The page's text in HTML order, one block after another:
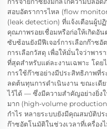
สอบอัตราการไหล (flow
(leak detection) ที่แจ้งเตือนผู้ป
คุณภาพรอยเชื่อมหรือก่อให้เกิดอั
ซับซ้อนยังมีฟีเจอร์การเลือกก๊าซ
การเลือกวัสดุ เพื่อให้มั่นใจว่าพา
ที่สุดสำหรับแต่ละงานเฉพาะ โดย
การใช้ก๊าซอย่างมีประสิทธิภาพที่
ลดต้นทุนการดำเนินงาน ขณะเดี
ไว้ได้ — ซึ่งมีความสำคัญอย่างยิ่ง
มาก (high-volume
กำไร หลายระบบยังมีคุณสมบัติป
ก๊าซอัตโนมัติในช่วงเวลาที่เครื่อ